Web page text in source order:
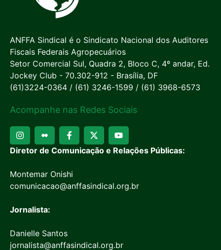
ANFFA Sindical é o Sindicato Nacional dos Auditores
Fiscais Federais Agropecuários
Setor Comercial Sul, Quadra 2, Bloco C, 4º andar, Ed.
Jockey Club - 70.302-912 - Brasília, DF
(61)3224-0364 / (61) 3246-1599 / (61) 3968-6573
Acompanhe nas Redes Sociais
Diretor de Comunicação e Relações Públicas:
Montemar Onishi
comunicacao@anffasindical.org.br
Jornalista:
Danielle Santos
jornalista@anffasindical.org.br